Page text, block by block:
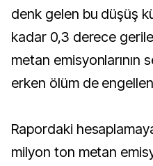
denk gelen bu düşüş
kadar 0,3 derece
metan emisyonlarının
erken ölüm de
Rapordaki
milyon ton metan